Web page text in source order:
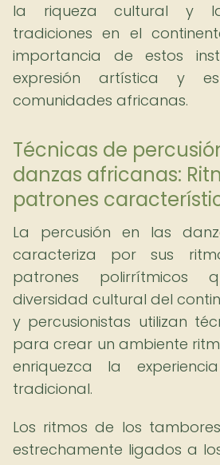
la riqueza cultural y
tradiciones en el
importancia de estos
expresión artística y
comunidades africanas.
Técnicas de
danzas africanas:
patrones
La percusión en las
caracteriza por sus
patrones polirrítmicos
diversidad cultural del
y percusionistas utilizan
para crear un ambiente
enriquezca la
tradicional.
Los ritmos de los
estrechamente ligados a